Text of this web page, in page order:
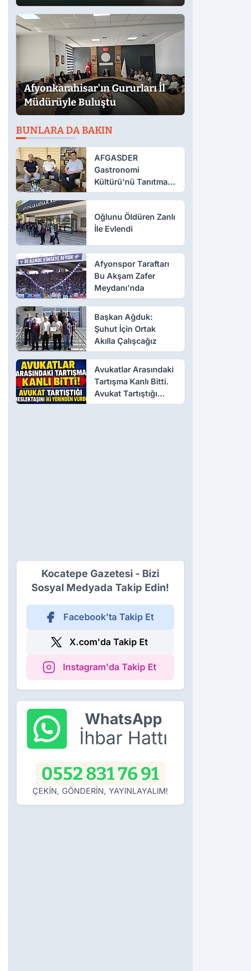
Afyonkarahisar'ın Gururları İl
Müdürüyle Buluştu
BUNLARA DA BAKIN
AFGASDER
Gastronomi
Kültürü'nü Tanıtmak
İçin Çalışıyor
Oğlunu Öldüren Zanlı
İle Evlendi
Afyonspor Taraftarı
Bu Akşam Zafer
Meydanı’nda
Başkan Ağduk:
Şuhut İçin Ortak
Akılla Çalışcağız
Avukatlar Arasındaki
Tartışma Kanlı Bitti.
Avukat Tartıştığı
Meslektaşını İki
Kocatepe Gazetesi - Bizi
Sosyal Medyada Takip Edin!
Facebook'ta Takip Et
X.com'da Takip Et
Instagram'da Takip Et
WhatsApp
İhbar Hattı
0552 831 76 91
ÇEKİN, GÖNDERİN, YAYINLAYALIM!